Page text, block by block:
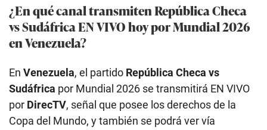
¿En qué canal transmiten República Checa
vs Sudáfrica EN VIVO hoy por Mundial 2026
en Venezuela?
En Venezuela, el partido República Checa vs
Sudáfrica por Mundial 2026 se transmitirá EN VIVO
por DirecTV, señal que posee los derechos de la
Copa del Mundo, y también se podrá ver vía